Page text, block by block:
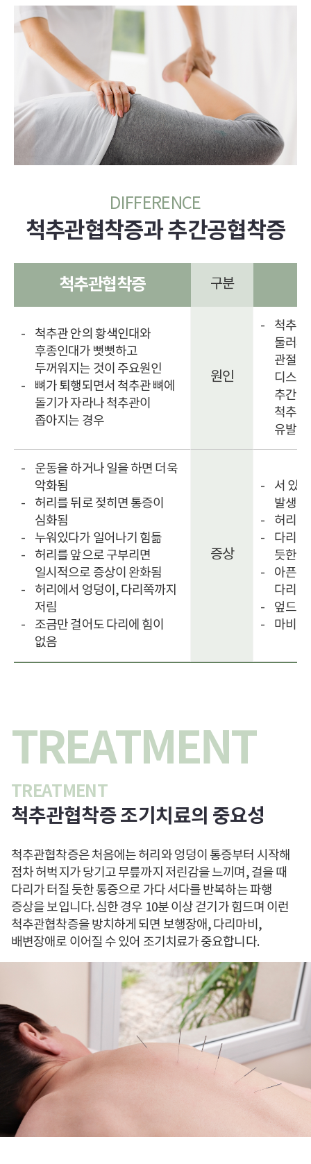
DIFFERENCE
척추관협착증과 추간공협착증
척추관협착증 구분
척추관 안의 황색인대와
후종인대가 뻣뻣하고
두꺼워지는 것이 주요원인
뼈가 퇴행되면서 척추관 뼈에
돌기가 자라나 척추관이
좁아지는 경우
원인
척추관
둘러싸
관절돌
디스
추간공
척추신
유발
운동을 하거나 일을 하면 더욱
악화됨
허리를 뒤로 젖히면 통증이
심화됨
누워있다가 일어나기 힘듦
허리를 앞으로 구부리면
일시적으로 증상이 완화됨
허리에서 엉덩이, 다리쪽까지
저림
조금만 걸어도 다리에 힘이
없음
증상
서 있
발생
허리를
다리가
듯한
아픈
다리통
엎드려
마비증
TREATMENT
TREATMENT
척추관협착증 조기치료의 중요성
척추관협착증은 처음에는 허리와 엉덩이 통증부터 시작해
점차 허벅지가 당기고 무릎까지 저린감을 느끼며, 걸을 때
다리가 터질 듯한 통증으로 가다 서다를 반복하는 파행
증상을 보입니다. 심한 경우 10분 이상 걷기가 힘드며 이런
척추관협착증을 방치하게 되면 보행장애, 다리마비,
배변장애로 이어질 수 있어 조기치료가 중요합니다.